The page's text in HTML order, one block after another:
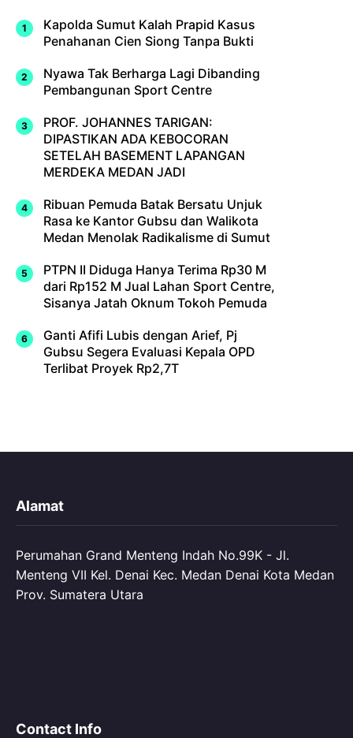
Kapolda Sumut Kalah Prapid Kasus
Penahanan Cien Siong Tanpa Bukti
Nyawa Tak Berharga Lagi Dibanding
Pembangunan Sport Centre
PROF. JOHANNES TARIGAN:
DIPASTIKAN ADA KEBOCORAN
SETELAH BASEMENT LAPANGAN
MERDEKA MEDAN JADI
Ribuan Pemuda Batak Bersatu Unjuk
Rasa ke Kantor Gubsu dan Walikota
Medan Menolak Radikalisme di Sumut
PTPN II Diduga Hanya Terima Rp30 M
dari Rp152 M Jual Lahan Sport Centre,
Sisanya Jatah Oknum Tokoh Pemuda
Ganti Afifi Lubis dengan Arief, Pj
Gubsu Segera Evaluasi Kepala OPD
Terlibat Proyek Rp2,7T
Alamat
Perumahan Grand Menteng Indah No.99K - Jl.
Menteng VII Kel. Denai Kec. Medan Denai Kota Medan
Prov. Sumatera Utara
Contact Info